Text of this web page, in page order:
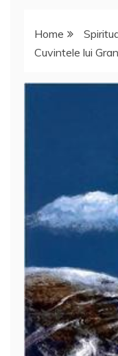
Home
Cuvintele lui